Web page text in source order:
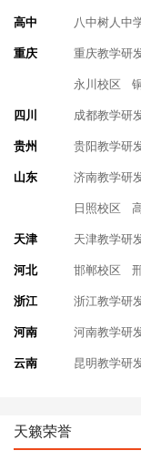
高中 八中树人中
重庆 重庆教学研
永川校区
四川 成都教学研
贵州 贵阳教学研
山东 济南教学研
日照校区
天津 天津教学研
河北 邯郸校区
浙江 浙江教学研
河南 河南教学研
云南 昆明教学研
天籁荣誉